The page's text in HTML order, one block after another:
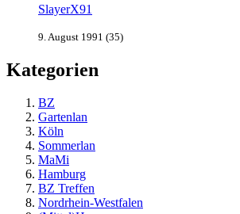
SlayerX91
9. August 1991 (35)
Kategorien
BZ
Gartenlan
Köln
Sommerlan
MaMi
Hamburg
BZ Treffen
Nordrhein-Westfalen